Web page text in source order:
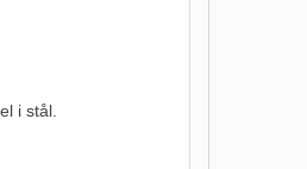
i stål.